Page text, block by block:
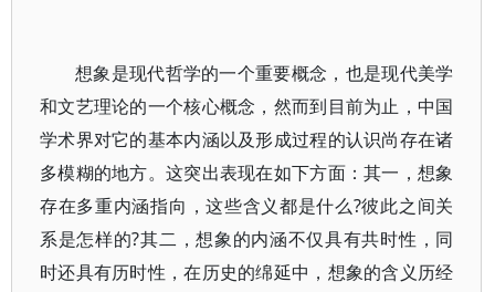
想象是现代哲学的一个重要概念，也是现代美学
和文艺理论的一个核心概念，然而到目前为止，中国
学术界对它的基本内涵以及形成过程的认识尚存在诸
多模糊的地方。这突出表现在如下方面：其一，想象
存在多重内涵指向，这些含义都是什么?彼此之间关
系是怎样的?其二，想象的内涵不仅具有共时性，同
时还具有历时性，在历史的绵延中，想象的含义历经